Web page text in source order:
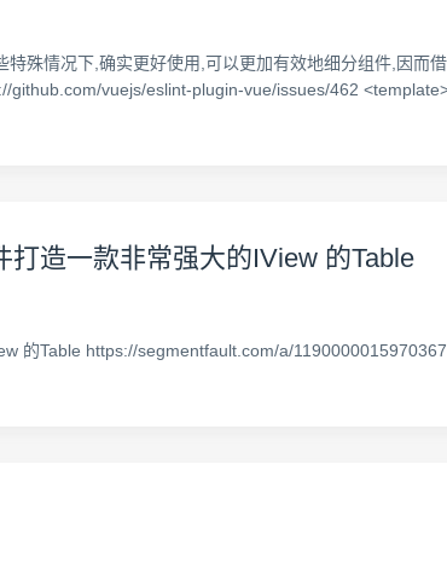
殊情况下,确实更好使用,可以更加有效地细分组件,因而
vuejs/eslint-plugin-vue/issues/462
造一款非常强大的IView 的Table
的Table https://segmentfault.com/a/